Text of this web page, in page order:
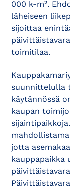
000 k-m².
läheiseen
sijoittaa
toimitilaa.
suunnittelulla
käytännössä
kaupan
jotta
kauppapaikka